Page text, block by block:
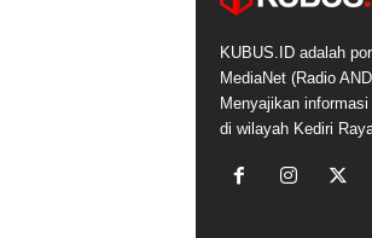
KUBUS.ID adalah
MediaNet (Radio
Menyajikan
di wilayah Kediri